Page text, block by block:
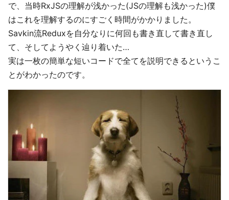
で、当時RxJSの理解が浅かった(JSの理解も浅かった)僕
はこれを理解するのにすごく時間がかかりました。
Savkin流Reduxを自分なりに何回も書き直して書き直し
て、そしてようやく辿り着いた…
実は一枚の簡単な短いコードで全てを説明できるというこ
とがわかったのです。